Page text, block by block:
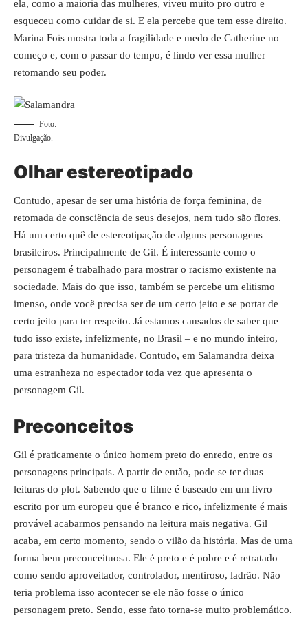
ela, como a maioria das mulheres, viveu muito pro outro e
esqueceu como cuidar de si. E ela percebe que tem esse direito.
Marina Foïs mostra toda a fragilidade e medo de Catherine no
começo e, com o passar do tempo, é lindo ver essa mulher
retomando seu poder.
Foto:
Divulgação.
Olhar estereotipado
Contudo, apesar de ser uma história de força feminina, de
retomada de consciência de seus desejos, nem tudo são flores.
Há um certo quê de estereotipação de alguns personagens
brasileiros. Principalmente de Gil. É interessante como o
personagem é trabalhado para mostrar o racismo existente na
sociedade. Mais do que isso, também se percebe um elitismo
imenso, onde você precisa ser de um certo jeito e se portar de
certo jeito para ter respeito. Já estamos cansados de saber que
tudo isso existe, infelizmente, no Brasil – e no mundo inteiro,
para tristeza da humanidade. Contudo, em Salamandra deixa
uma estranheza no espectador toda vez que apresenta o
personagem Gil.
Preconceitos
Gil é praticamente o único homem preto do enredo, entre os
personagens principais. A partir de então, pode se ter duas
leituras do plot. Sabendo que o filme é baseado em um livro
escrito por um europeu que é branco e rico, infelizmente é mais
provável acabarmos pensando na leitura mais negativa. Gil
acaba, em certo momento, sendo o vilão da história. Mas de uma
forma bem preconceituosa. Ele é preto e é pobre e é retratado
como sendo aproveitador, controlador, mentiroso, ladrão. Não
teria problema isso acontecer se ele não fosse o único
personagem preto. Sendo, esse fato torna-se muito problemático.